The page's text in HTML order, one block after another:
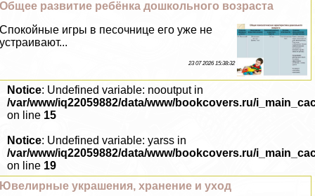
Общее развитие ребёнка дошкольного возраста
Спокойные игры в песочнице его уже не
устраивают...
23 07 2026 15:38:32
Notice: Undefined variable: nooutput in
/var/www/iq22059882/data/www/bookcovers.ru/
on line 15
Notice: Undefined variable: yarss in
/var/www/iq22059882/data/www/bookcovers.ru/
on line 19
Ювелирные украшения, хранение и уход